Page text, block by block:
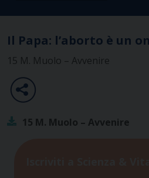
Il Papa: l’aborto è un
15 M. Muolo – Avvenire
15 M. Muolo – Avvenire